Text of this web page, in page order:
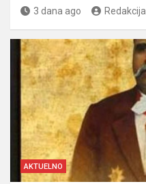
3 dana ago Redakcija
AKTUELNO